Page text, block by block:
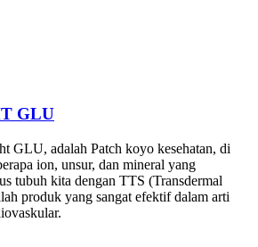
GLU
GLU, adalah Patch koyo kesehatan, di
ion, unsur, dan mineral yang
tubuh kita dengan TTS (Transdermal
produk yang sangat efektif dalam arti